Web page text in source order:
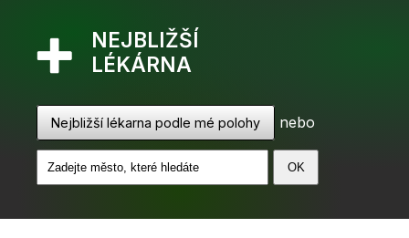
NEJBLIŽŠÍ
LÉKÁRNA
Nejbližší lékarna podle mé polohy nebo